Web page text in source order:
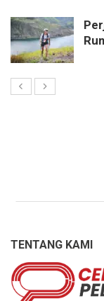
TENTANG KAMI